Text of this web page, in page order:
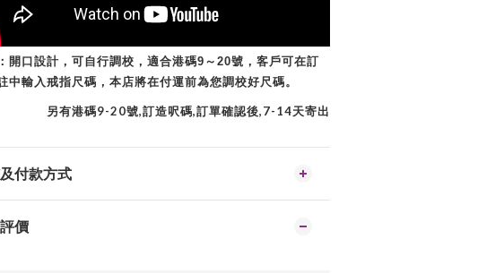
開口設計，可自行調校，適合港碼9 ～ 20號，客戶可在訂
中輸入戒指尺碼，本店將在付運前為您調校好尺碼。
另有港碼9-20號,訂造呎碼,訂單確認後,7-14天寄出
付款方式
價